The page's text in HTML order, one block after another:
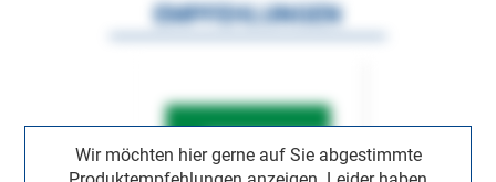
Wir möchten hier gerne auf Sie abgestimmte
EMPFEHLUNGEN